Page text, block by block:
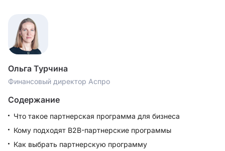
Ольга Турчина
Финансовый директор Аспро
Содержание
Что такое партнерская программа для бизнеса
Кому подходят B2B-партнерские программы
Как выбрать партнерскую программу